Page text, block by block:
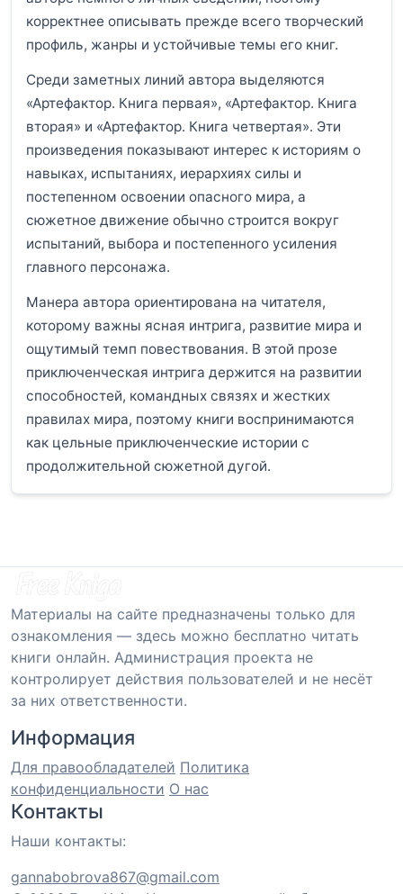
корректнее описывать прежде всего творческий
профиль, жанры и устойчивые темы его книг.
Среди заметных линий автора выделяются
«Артефактор. Книга первая», «Артефактор. Книга
вторая» и «Артефактор. Книга четвертая». Эти
произведения показывают интерес к историям о
навыках, испытаниях, иерархиях силы и
постепенном освоении опасного мира, а
сюжетное движение обычно строится вокруг
испытаний, выбора и постепенного усиления
главного персонажа.
Манера автора ориентирована на читателя,
которому важны ясная интрига, развитие мира и
ощутимый темп повествования. В этой прозе
приключенческая интрига держится на развитии
способностей, командных связях и жестких
правилах мира, поэтому книги воспринимаются
как цельные приключенческие истории с
продолжительной сюжетной дугой.
Материалы на сайте предназначены только для
ознакомления — здесь можно бесплатно читать
книги онлайн. Администрация проекта не
контролирует действия пользователей и не несёт
за них ответственности.
Информация
Для правообладателей Политика
конфиденциальности О нас
Контакты
Наши контакты:
gannabobrova867@gmail.com